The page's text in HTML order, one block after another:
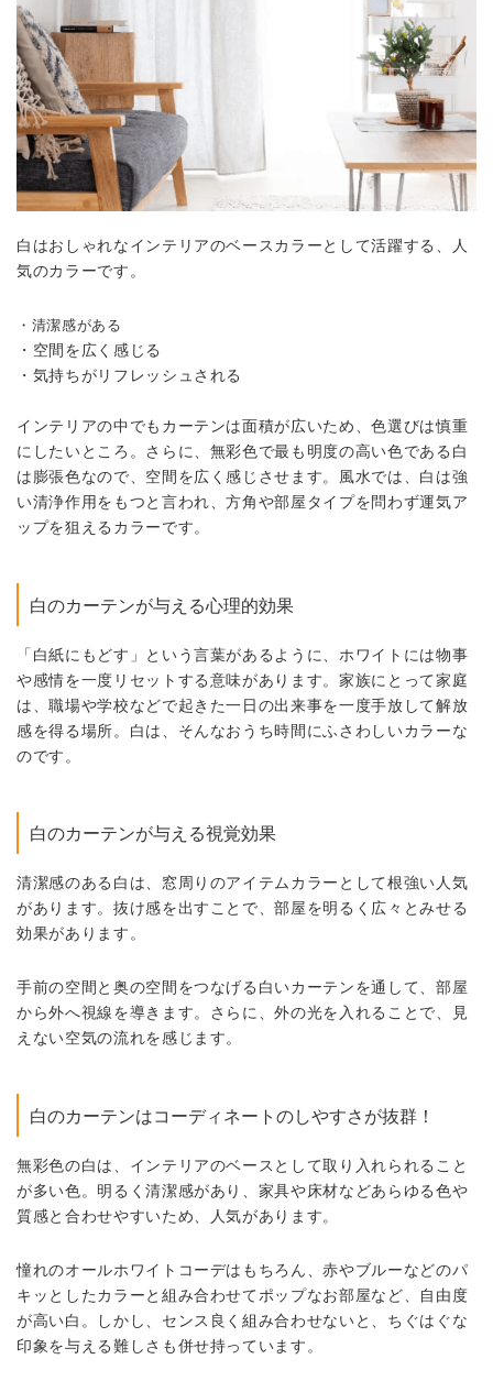
白はおしゃれなインテリアのベースカラーとして活躍する、人
気のカラーです。
・清潔感がある
・空間を広く感じる
・気持ちがリフレッシュされる
インテリアの中でもカーテンは面積が広いため、色選びは慎重
にしたいところ。さらに、無彩色で最も明度の高い色である白
は膨張色なので、空間を広く感じさせます。風水では、白は強
い清浄作用をもつと言われ、方角や部屋タイプを問わず運気ア
ップを狙えるカラーです。
白のカーテンが与える心理的効果
「白紙にもどす」という言葉があるように、ホワイトには物事
や感情を一度リセットする意味があります。家族にとって家庭
は、職場や学校などで起きた一日の出来事を一度手放して解放
感を得る場所。白は、そんなおうち時間にふさわしいカラーな
のです。
白のカーテンが与える視覚効果
清潔感のある白は、窓周りのアイテムカラーとして根強い人気
があります。抜け感を出すことで、部屋を明るく広々とみせる
効果があります。
手前の空間と奥の空間をつなげる白いカーテンを通して、部屋
から外へ視線を導きます。さらに、外の光を入れることで、見
えない空気の流れを感じます。
白のカーテンはコーディネートのしやすさが抜群！
無彩色の白は、インテリアのベースとして取り入れられること
が多い色。明るく清潔感があり、家具や床材などあらゆる色や
質感と合わせやすいため、人気があります。
憧れのオールホワイトコーデはもちろん、赤やブルーなどのパ
キッとしたカラーと組み合わせてポップなお部屋など、自由度
が高い白。しかし、センス良く組み合わせないと、ちぐはぐな
印象を与える難しさも併せ持っています。